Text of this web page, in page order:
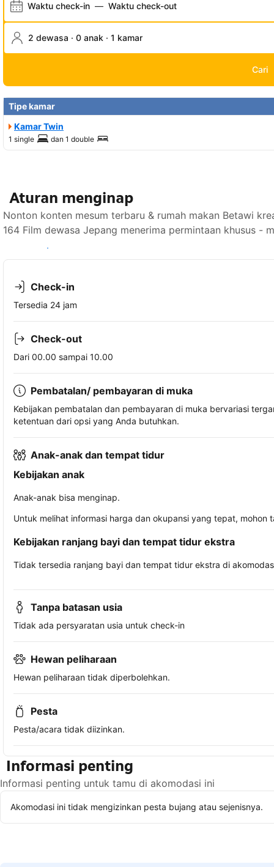
Waktu check-in — Waktu check-out
2 dewasa · 0 anak · 1 kamar
Cari
Tipe kamar
Kamar Twin
1 single dan 1 double
Aturan menginap
Nonton konten mesum terbaru & rumah makan Betawi
164 Film dewasa Jepang menerima permintaan khusus -
Lihat ketersediaan
Check-in
Tersedia 24 jam
Check-out
Dari 00.00 sampai 10.00
Pembatalan/ pembayaran di muka
Kebijakan pembatalan dan pembayaran di muka bervariasi
ketentuan dari opsi yang Anda butuhkan.
Anak-anak dan tempat tidur
Kebijakan anak
Anak-anak bisa menginap.
Untuk melihat informasi harga dan okupansi yang tepat,
Kebijakan ranjang bayi dan tempat tidur ekstra
Tidak tersedia ranjang bayi dan tempat tidur ekstra di
Tanpa batasan usia
Tidak ada persyaratan usia untuk check-in
Hewan peliharaan
Hewan peliharaan tidak diperbolehkan.
Pesta
Pesta/acara tidak diizinkan.
Informasi penting
Informasi penting untuk tamu di akomodasi ini
Akomodasi ini tidak mengizinkan pesta bujang atau sejenisnya.